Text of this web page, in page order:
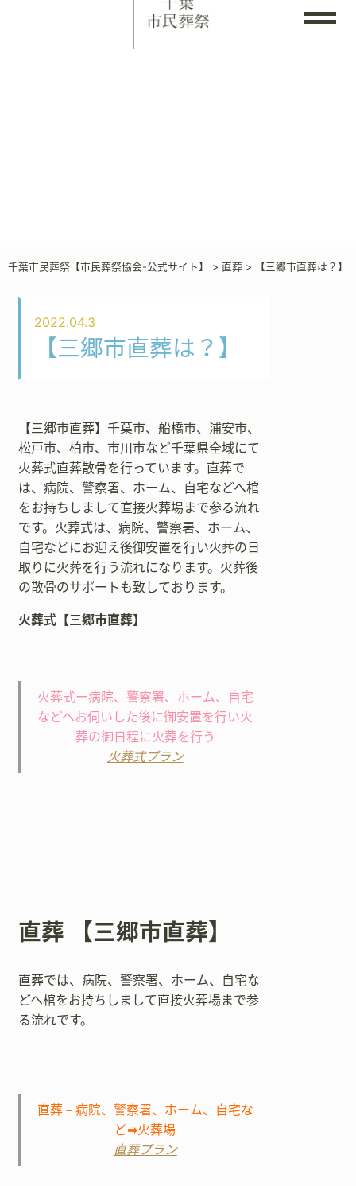
千葉市民葬祭【市民葬祭協会-公式サイト】 > 直葬 > 【三郷市直葬は？】
2022.04.3
【三郷市直葬は？】
【三郷市直葬】千葉市、船橋市、浦安市、
松戸市、柏市、市川市など千葉県全域にて
火葬式直葬散骨を行っています。直葬で
は、病院、警察署、ホーム、自宅などへ棺
をお持ちしまして直接火葬場まで参る流れ
です。火葬式は、病院、警察署、ホーム、
自宅などにお迎え後御安置を行い火葬の日
取りに火葬を行う流れになります。火葬後
の散骨のサポートも致しております。
火葬式【三郷市直葬】
火葬式ー病院、警察署、ホーム、自宅
などへお伺いした後に御安置を行い火
葬の御日程に火葬を行う
火葬式プラン
直葬 【三郷市直葬】
直葬では、病院、警察署、ホーム、自宅な
どへ棺をお持ちしまして直接火葬場まで参
る流れです。
直葬－病院、警察署、ホーム、自宅な
ど➡火葬場
直葬プラン